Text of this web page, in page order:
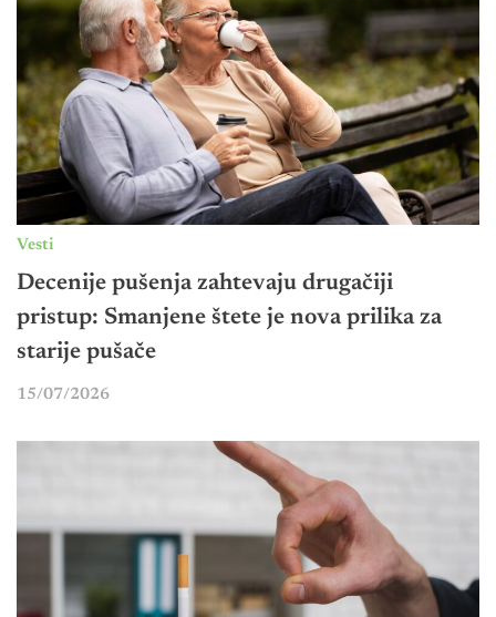
Vesti
Decenije pušenja zahtevaju drugačiji
pristup: Smanjene štete je nova prilika za
starije pušače
15/07/2026